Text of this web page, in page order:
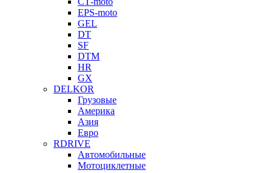
EPS-moto
GEL
DT
SF
DTM
HR
GX
DELKOR
Грузовые
Америка
Азия
Евро
RDRIVE
Автомобильные
Мотоциклетные